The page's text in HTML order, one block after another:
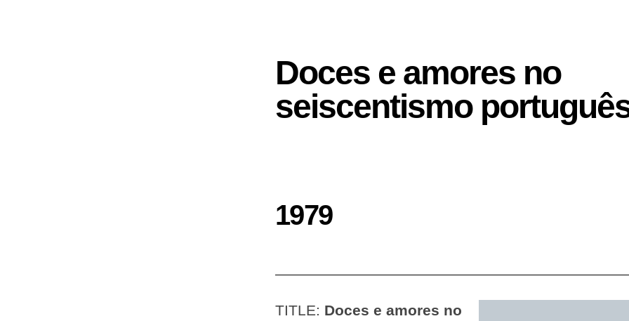
Doces e amores no
seiscentismo
1979
TITLE: Doces e amores no